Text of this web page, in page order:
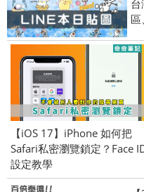
【iOS 17】iPhone 如何把
Safari私密瀏覽鎖定？Face
設定教學